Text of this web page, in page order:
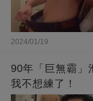
2024/01/19
90年「巨無霸」
我不想練了！